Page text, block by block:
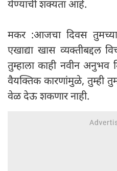
येण्याची शक्यता आहे.
मकर :आजचा दिवस
एखाद्या खास व्यक्तीबद्दल
तुम्हाला काही नवीन अनुभव
वैयक्तिक कारणांमुळे, तुम्ही
वेळ देऊ शकणार नाही.